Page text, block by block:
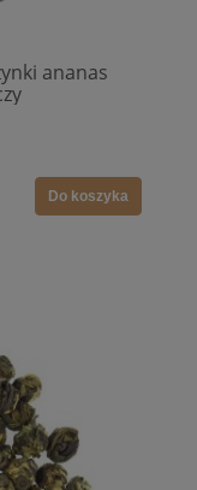
ananas
Do koszyka